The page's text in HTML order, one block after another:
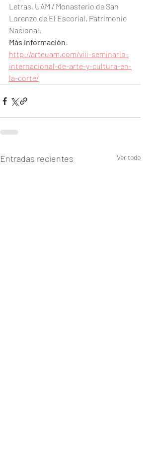
Letras, UAM / Monasterio de San
Lorenzo de El Escorial, Patrimonio
Nacional.
Más información:
http://arteuam.com/viii-seminario-
internacional-de-arte-y-cultura-en-
la-corte/
Entradas recientes Ver todo